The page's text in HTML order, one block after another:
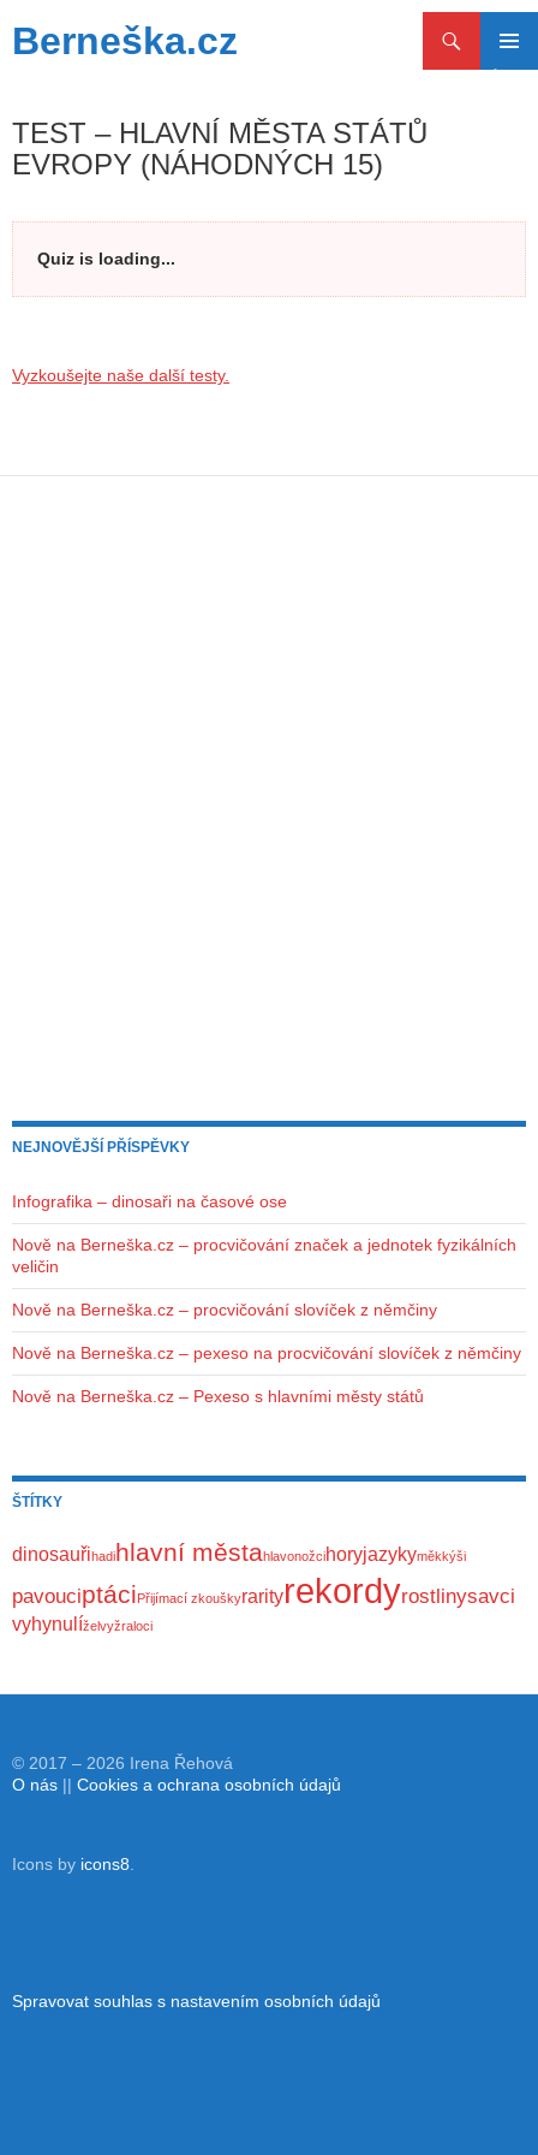
Berneška.cz
Hledat
PŘEJÍT
WEBU
TEST – HLAVNÍ MĚSTA STÁTŮ
EVROPY (NÁHODNÝCH 15)
Quiz is loading...
Vyzkoušejte naše další testy.
NEJNOVĚJŠÍ PŘÍSPĚVKY
Infografika – dinosaři na časové ose
Nově na Berneška.cz – procvičování značek a jednotek fyzikálních
veličin
Nově na Berneška.cz – procvičování slovíček z němčiny
Nově na Berneška.cz – pexeso na procvičování slovíček z němčiny
Nově na Berneška.cz – Pexeso s hlavními městy států
ŠTÍTKY
dinosauřihadihlavní městahlavonožcihoryjazykyměkkýši
pavouciptáciPřijímací zkouškyrarityrekordyrostlinysavci
vyhynulíželvyžraloci
© 2017 – 2026 Irena Řehová
O nás || Cookies a ochrana osobních údajů
Icons by icons8
Spravovat souhlas s nastavením osobních údajů